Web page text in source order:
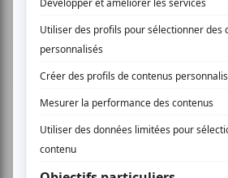
Nathalie J.
enfants (2 et 5 ans) ont
ne parle et mîme tout ce
À voir!